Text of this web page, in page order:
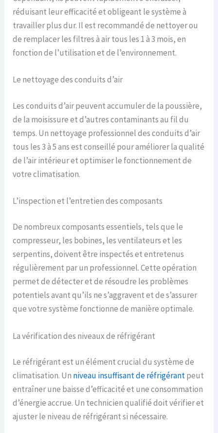
réduisant leur efficacité et obligeant le système à
travailler plus dur. Il est recommandé de nettoyer ou
de remplacer les filtres à air tous les 1 à 3 mois, en
fonction de l’utilisation et de l’environnement.
Le nettoyage des conduits d’air
Les conduits d’air peuvent accumuler de la poussière,
de la moisissure et d’autres contaminants au fil du
temps. Un nettoyage professionnel des conduits d’air
tous les 3 à 5 ans est conseillé pour améliorer la qualité
de l’air intérieur et optimiser le fonctionnement de
votre climatisation.
L’inspection et l’entretien des composants
De nombreux composants essentiels, tels que le
compresseur, les bobines, les ventilateurs et les
serpentins, doivent être inspectés et entretenus
régulièrement par un professionnel. Cette opération
permet de détecter et de résoudre les problèmes
potentiels avant qu’ils ne s’aggravent et de s’assurer
que votre système fonctionne de manière optimale.
La vérification des niveaux de réfrigérant
Le réfrigérant est un élément crucial du système de
climatisation. Un niveau insuffisant de réfrigérantpeut
entraîner une baisse d’efficacité et une consommation
d’énergie accrue. Un technicien qualifié doit vérifier et
ajuster le niveau de réfrigérant si nécessaire.